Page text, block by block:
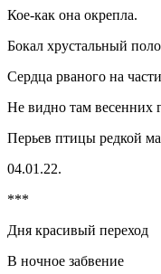
Кое-как она окрепла.
Бокал хрустальный
Сердца рваного на
Не видно там весенних
Перьев птицы редкой
04.01.22.
***
Дня красивый переход
В ночное забвение